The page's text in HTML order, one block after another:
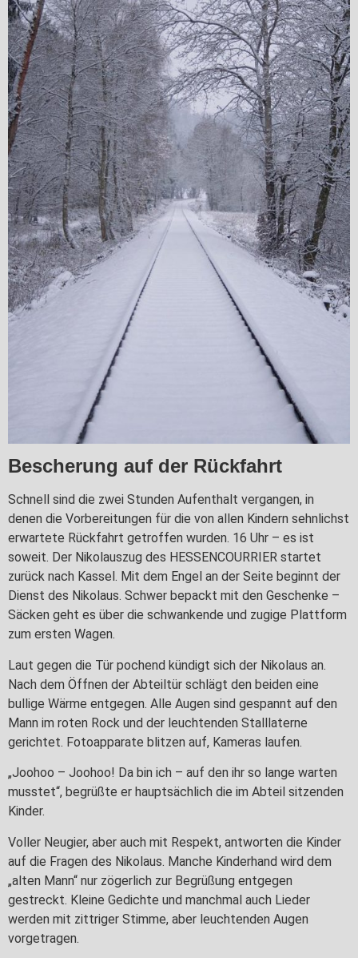
Bescherung auf der Rückfahrt
Schnell sind die zwei Stunden Aufenthalt vergangen, in
denen die Vorbereitungen für die von allen Kindern sehnlichst
erwartete Rückfahrt getroffen wurden. 16 Uhr – es ist
soweit. Der Nikolauszug des HESSENCOURRIER startet
zurück nach Kassel. Mit dem Engel an der Seite beginnt der
Dienst des Nikolaus. Schwer bepackt mit den Geschenke –
Säcken geht es über die schwankende und zugige Plattform
zum ersten Wagen.
Laut gegen die Tür pochend kündigt sich der Nikolaus an.
Nach dem Öffnen der Abteiltür schlägt den beiden eine
bullige Wärme entgegen. Alle Augen sind gespannt auf den
Mann im roten Rock und der leuchtenden Stalllaterne
gerichtet. Fotoapparate blitzen auf, Kameras laufen.
„Joohoo – Joohoo! Da bin ich – auf den ihr so lange warten
musstet“, begrüßte er hauptsächlich die im Abteil sitzenden
Kinder.
Voller Neugier, aber auch mit Respekt, antworten die Kinder
auf die Fragen des Nikolaus. Manche Kinderhand wird dem
„alten Mann“ nur zögerlich zur Begrüßung entgegen
gestreckt. Kleine Gedichte und manchmal auch Lieder
werden mit zittriger Stimme, aber leuchtenden Augen
vorgetragen.